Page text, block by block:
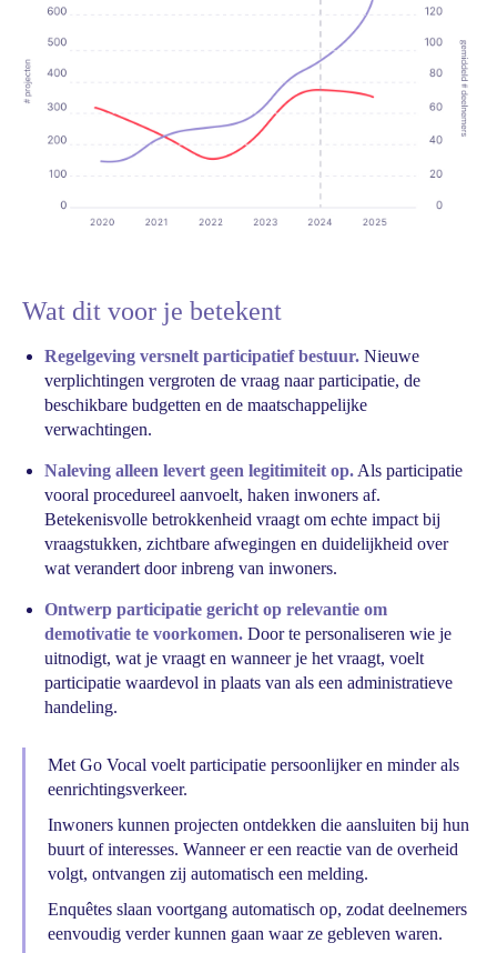
Wat dit voor je betekent
Regelgeving versnelt participatief bestuur. Nieuwe
verplichtingen vergroten de vraag naar participatie, de
beschikbare budgetten en de maatschappelijke
verwachtingen.
Naleving alleen levert geen legitimiteit op. Als participatie
vooral procedureel aanvoelt, haken inwoners af.
Betekenisvolle betrokkenheid vraagt om echte impact bij
vraagstukken, zichtbare afwegingen en duidelijkheid over
wat verandert door inbreng van inwoners.
Ontwerp participatie gericht op relevantie om
demotivatie te voorkomen. Door te personaliseren wie je
uitnodigt, wat je vraagt en wanneer je het vraagt, voelt
participatie waardevol in plaats van als een administratieve
handeling.
Met Go Vocal voelt participatie persoonlijker en minder als
eenrichtingsverkeer.
Inwoners kunnen projecten ontdekken die aansluiten bij hun
buurt of interesses. Wanneer er een reactie van de overheid
volgt, ontvangen zij automatisch een melding.
Enquêtes slaan voortgang automatisch op, zodat deelnemers
eenvoudig verder kunnen gaan waar ze gebleven waren.